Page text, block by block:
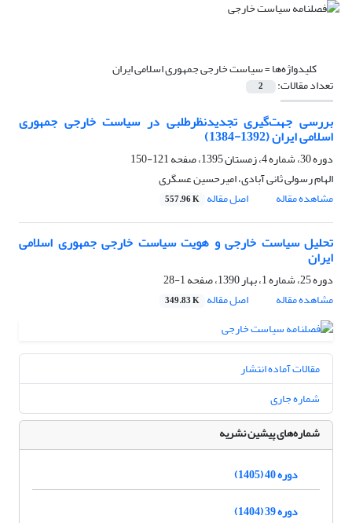
کلیدواژه‌ها =سیاست خارجی جمهوری اسلامی ایران
تعداد مقالات: 2
بررسی جهت‌گیری تجدیدنظرطلبی در سیاست خارجی جمهوری
اسلامی ایران (1392-1384)
دوره 30، شماره 4، زمستان 1395، صفحه
121-150
الهام رسولی ثانی آبادی، امیرحسین عسگری
مشاهده مقاله
اصل مقاله 557.96 K
تحلیل سیاست خارجی و هویت سیاست خارجی ‏جمهوری اسلامی
ایران
دوره 25، شماره 1، بهار 1390، صفحه
1-28
مشاهده مقاله
اصل مقاله 349.83 K
مقالات آماده انتشار
شماره جاری
شماره‌های پیشین نشریه
دوره 40 (1405)
دوره 39 (1404)